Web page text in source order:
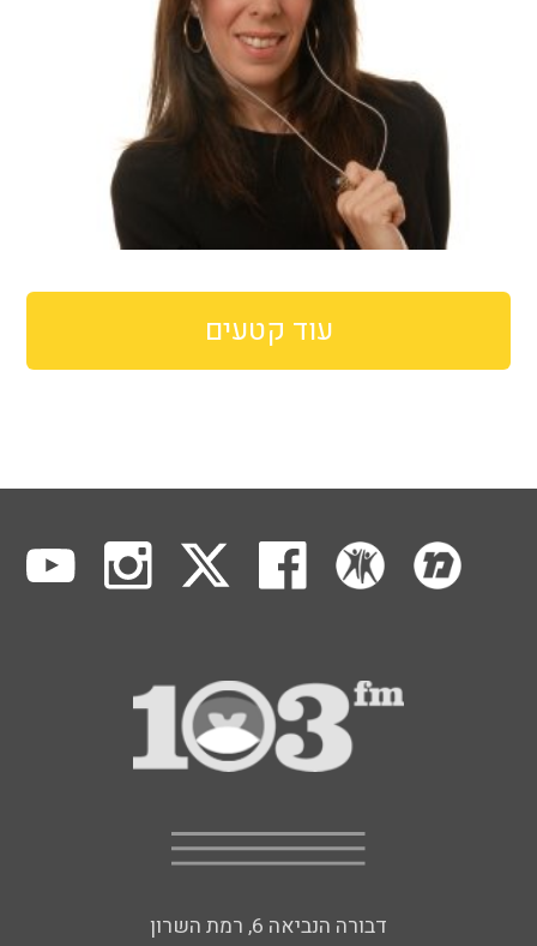
עוד קטעים
דבורה הנביאה 6, רמת השרון